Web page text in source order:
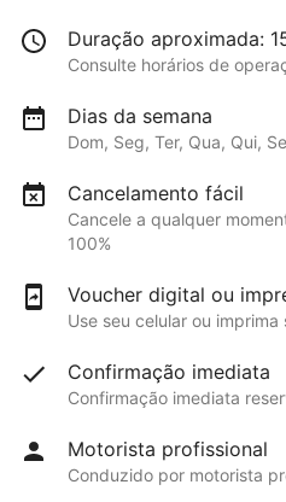
Duração aproximada:
Consulte horários de
Dias da semana
Dom, Seg, Ter, Qua, Qui,
Cancelamento fácil
Cancele a qualquer
100%
Voucher digital ou
Use seu celular ou imprima
Confirmação imediata
Confirmação imediata
Motorista profissional
Conduzido por motorista